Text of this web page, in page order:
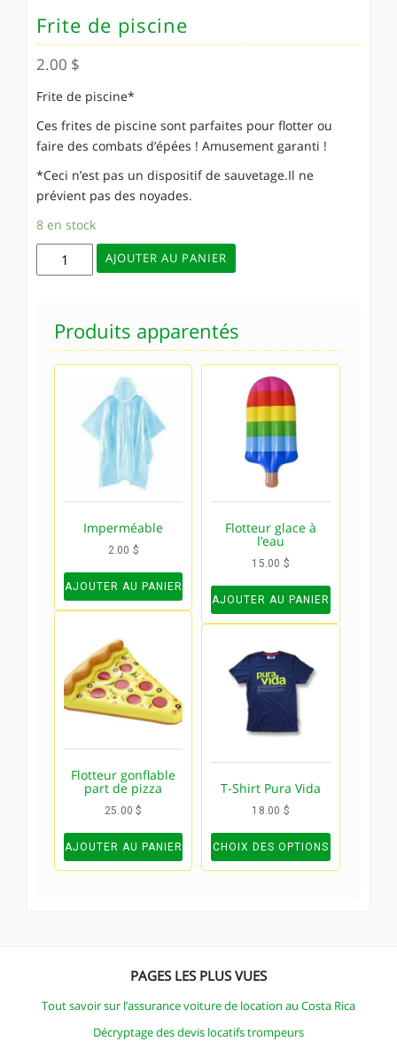
Frite de piscine
2.00 $
Frite de piscine*
Ces frites de piscine sont parfaites pour flotter ou
faire des combats d’épées ! Amusement garanti !
*Ceci n’est pas un dispositif de sauvetage.Il ne
prévient pas des noyades.
8 en stock
quantité
de
piscine
AJOUTER AU PANIER
Produits apparentés
Imperméable
2.00 $
AJOUTER AU PANIER
Flotteur glace à
l’eau
15.00 $
AJOUTER AU PANIER
Flotteur gonflable
part de pizza
25.00$
AJOUTER AU PANIER
T-Shirt Pura Vida
18.00 $
CHOIX DES OPTIONS
PAGES LES PLUS VUES
Tout savoir sur l’assurance voiture de location au Costa Rica
Décryptage des devis locatifs trompeurs